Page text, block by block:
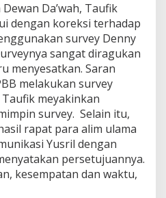
Da’wah, Taufik
dengan koreksi terhadap
survey Denny
sangat diragukan
menyesatkan. Saran
melakukan survey
meyakinkan
survey. Selain itu,
rapat para alim ulama
Yusril dengan
persetujuannya.
kesempatan dan waktu,